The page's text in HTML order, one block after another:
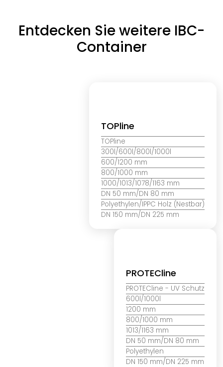
Entdecken Sie weitere IBC-
Container
TOPline
TOPline
300l/600l/800l/1000l
600/1200 mm
800/1000 mm
1000/1013/1078/1163 mm
DN 50 mm/DN 80 mm
Polyethylen/IPPC Holz (Nestbar)
DN 150 mm/DN 225 mm
PROTECline
PROTECline - UV Schutz
600l/1000l
1200 mm
800/1000 mm
1013/1163 mm
DN 50 mm/DN 80 mm
Polyethylen
DN 150 mm/DN 225 mm